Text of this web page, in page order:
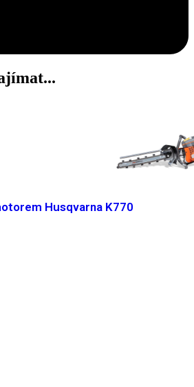
Husqvarna K770